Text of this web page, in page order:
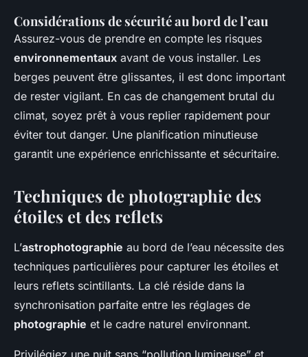
Considérations de sécurité au bord de l’eau
Assurez-vous de prendre en compte les risques
environnementaux avant de vous installer. Les
berges peuvent être glissantes, il est donc important
de rester vigilant. En cas de changement brutal du
climat, soyez prêt à vous replier rapidement pour
éviter tout danger. Une planification minutieuse
garantit une expérience enrichissante et sécuritaire.
Techniques de photographie des
étoiles et des reflets
L’astrophotographie au bord de l’eau nécessite des
techniques particulières pour capturer les étoiles et
leurs reflets scintillants. La clé réside dans la
synchronisation parfaite entre les réglages de
photographie et le cadre naturel environnant.
Privilégiez une nuit sans “pollution lumineuse” et